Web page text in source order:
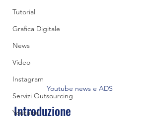
Tutorial
Grafica Digitale
News
Video
Instagram
Servizi Outsourcing
Youtube
Youtube news e ADS
Introduzione